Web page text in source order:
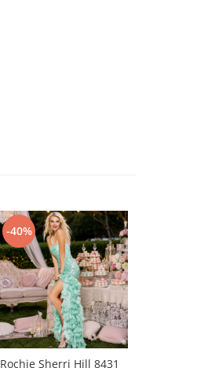
-40%
Rochie Sherri Hill 8431